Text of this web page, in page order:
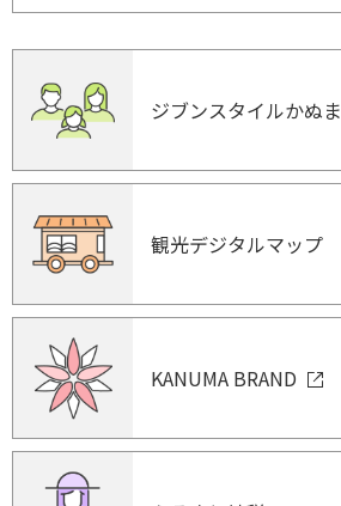
ジブンスタイルかぬま
観光デジタルマップ
KANUMA BRAND